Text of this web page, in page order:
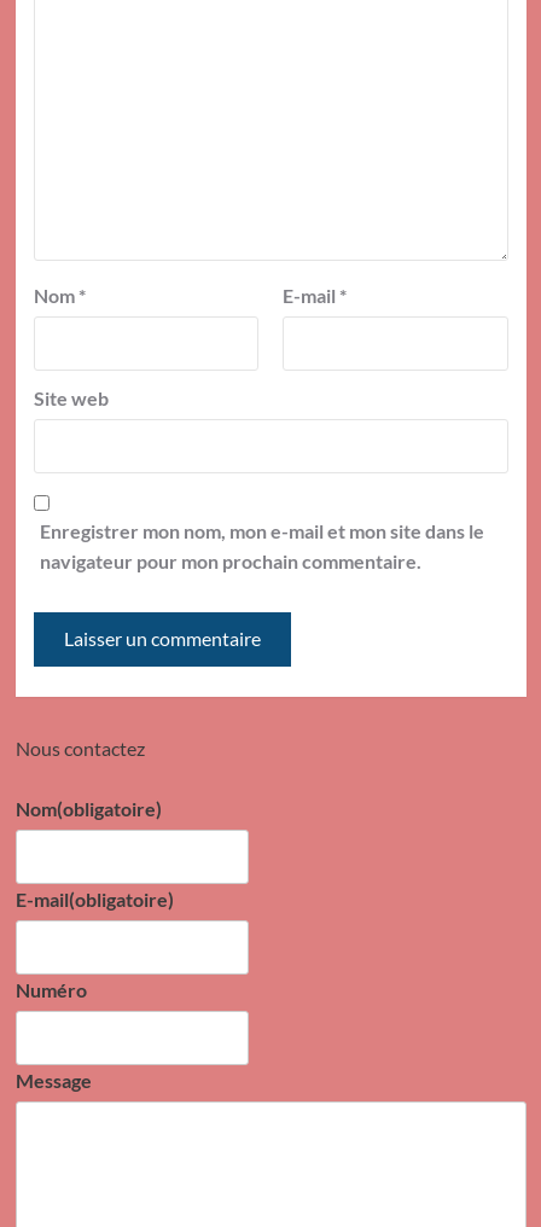
Nom * E-mail *
Site web
Enregistrer mon nom, mon e-mail et mon site dans le
navigateur pour mon prochain commentaire.
Nous contactez
Nom(obligatoire)
E-mail(obligatoire)
Numéro
Message